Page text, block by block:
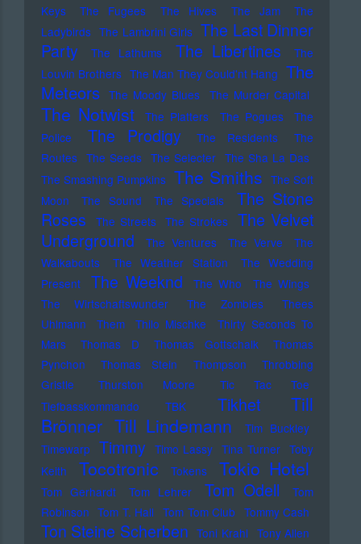
Keys
The Fugees The Hives The Jam
The
Ladybirds The Lambrini Girls The Last Dinner
Party
The Lathums The Libertines
The
Louvin Brothers The Man They Could'nt Hang The
Meteors The Moody Blues The Murder Capital
The Notwist The Platters The Pogues
The
Police
The Prodigy The Residents
The
Routes The Seeds The Selecter The Sha La Das
The Smashing Pumpkins The Smiths The Soft
Moon
The Sound The Specials
The Stone
Roses
The Streets The Strokes
The Velvet
Underground
The Ventures The Verve
The
Walkabouts
The Weather Station
The Wedding
Present
The Weeknd The Who
The Wings
The Wirtschaftswunder
The Zombies
Thees
Uhlmann
Them Thilo Mischke
Thirty Seconds To
Mars
Thomas D Thomas Gottschalk
Thomas
Pynchon
Thomas Stein Thompson
Throbbing
Gristle
Thurston Moore
Tic Tac Toe
Tiefbasskommando TBK
Tikhet
Till
Brönner Till Lindemann
Tim Buckley
Timewarp Timmy Timo Lassy Tina Turner Toby
Keith
Tocotronic Tokens Tokio Hotel
Tom Gerhardt Tom Lehrer Tom Odell
Tom
Robinson Tom T. Hall Tom Tom Club Tommy Cash
Ton Steine Scherben Toni Krahl Tony Allen